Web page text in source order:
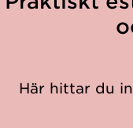
Här hittar du